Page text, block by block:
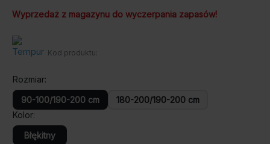
Wyprzedaż z magazynu do wyczerpania zapasów!
Kod produktu:
Rozmiar
90-100/190-200 cm
180-200/190-200 cm
Kolor
Błękitny